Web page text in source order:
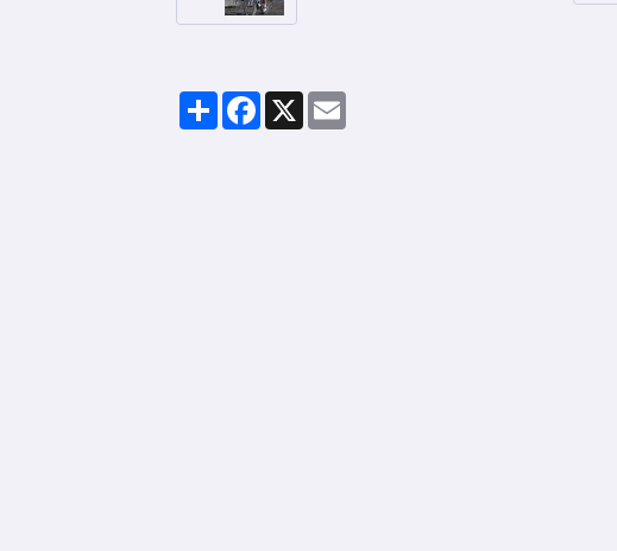
PartagerFacebook
X